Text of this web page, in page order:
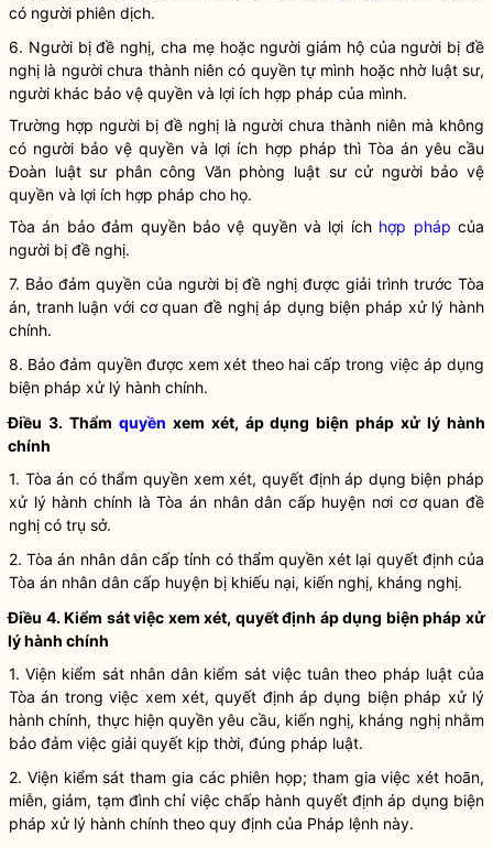
có người phiên dịch.
6. Người bị đề nghị, cha mẹ hoặc người giám hộ của người bị đề
nghị là người chưa thành niên có quyền tự mình hoặc nhờ luậtsư,
người khác bảo vệ quyền và lợi ích hợp pháp của mình.
Trường hợp người bị đề nghị là người chưa thành niên mà không
có người bảo vệ quyền và lợi ích hợp pháp thì Tòa án yêu cầu
Đoàn luật sư phân công Văn phòng luật sư cử người bảo vệ
quyền và lợi ích hợp pháp cho họ.
Tòa án bảo đảm quyền bảo vệ quyền và lợi ích hợp pháp của
người bị đề nghị.
7. Bảo đảm quyền của người bị đề nghị được giải trình trước Tòa
án, tranh luận với cơ quan đề nghị áp dụng biện pháp xử lý hành
chính.
8. Bảo đảm quyền được xem xét theo hai cấp trong việc áp dụng
biện pháp xử lý hành chính.
Điều 3. Thẩm quyền xem xét, áp dụngbiện pháp xử lý hành
chính
1. Tòa án có thẩmquyền xem xét, quyết định áp dụng biện pháp
xử lý hành chínhlà Tòa án nhân dân cấp huyện nơi cơ quan đề
nghị có trụ sở.
2. Tòa án nhân dâncấp tỉnh có thẩm quyềnxét lại quyết định của
Tòa án nhân dân cấp huyện bị khiếu nại, kiến nghị, kháng nghị.
Điều 4. Kiểm sát việc xem xét, quyết định áp dụng biện pháp xử
lý hành chính
1. Viện kiểm sát nhân dân kiểm sát việc tuân theo pháp luậtcủa
Tòa án trong việc xem xét, quyết định áp dụng biện pháp xử lý
hành chính, thực hiện quyền yêu cầu, kiến nghị, kháng nghị nhằm
bảo đảm việc giải quyết kịp thời, đúng pháp luật.
2. Viện kiểm sát tham gia các phiên họp; tham gia việc xét hoãn,
miễn, giảm, tạm đình chỉ việc chấp hành quyết định áp dụng biện
pháp xử lý hành chính theo quy định của Pháp lệnh này.